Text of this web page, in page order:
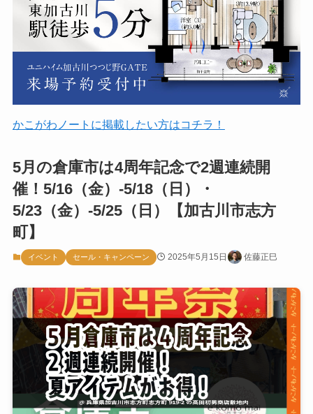
かこがわノートに掲載したい方はコチラ！
5月の倉庫市は4周年記念で2週連続開
催！5/16（金）-5/18（日）・
5/23（金）-5/25（日）【加古川市志方
町】
イベント セール・キャンペーン 2025年5月15日 佐藤正巳